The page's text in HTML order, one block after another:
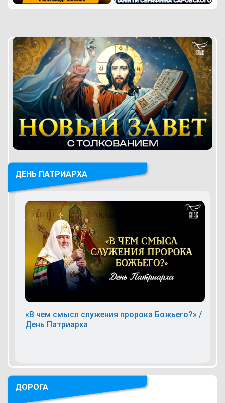
ДЕНЬ ПАТРИАРХА
«В чем смысл служения пророка Божьего?» /
День Патриарха
ДОРОГА